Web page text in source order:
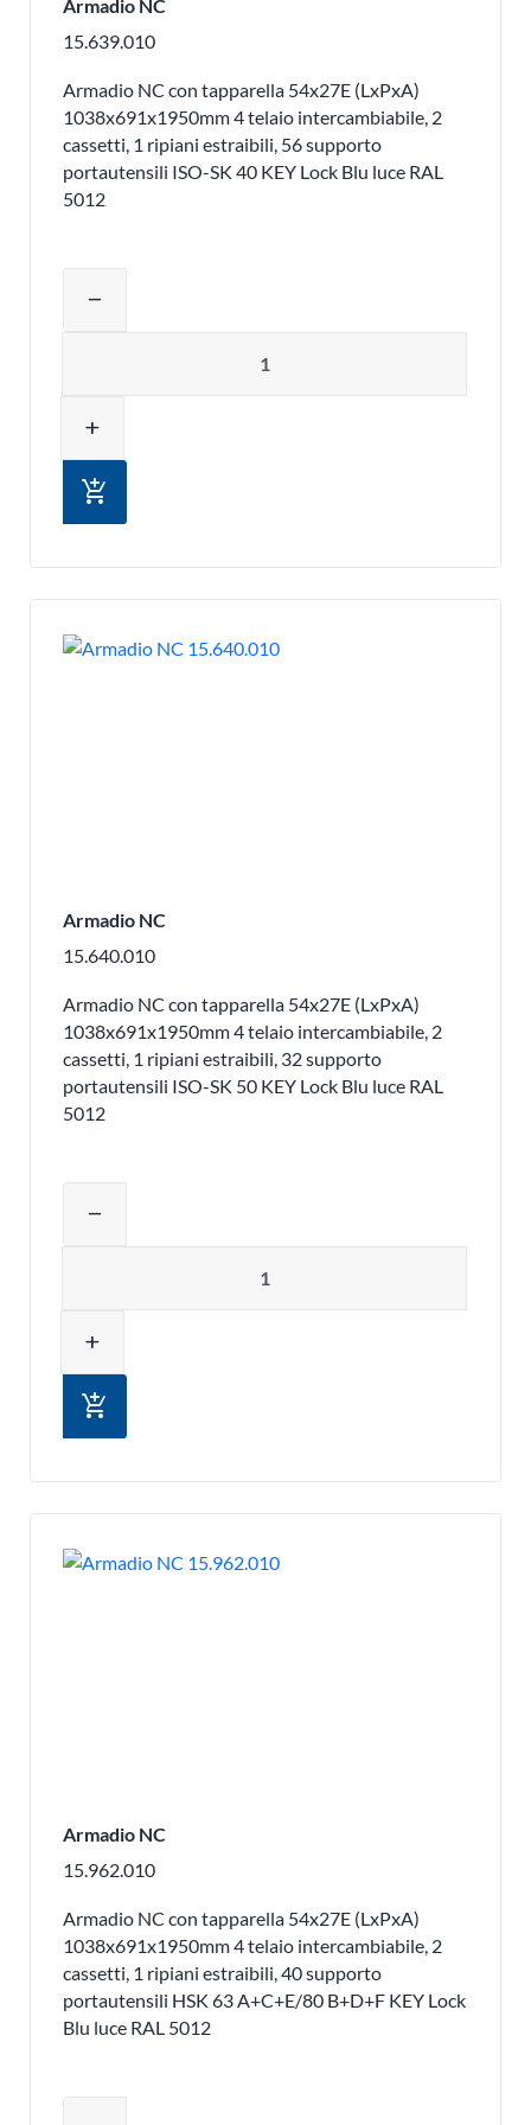
Armadio NC
15.639.010
Armadio NC con tapparella 54x27E (LxPxA)
1038x691x1950mm 4 telaio intercambiabile, 2
cassetti, 1 ripiani estraibili, 56 supporto
portautensili ISO-SK 40 KEY Lock Blu luce RAL
5012
remove
add
add_shopping_cart
Armadio NC
15.640.010
Armadio NC con tapparella 54x27E (LxPxA)
1038x691x1950mm 4 telaio intercambiabile, 2
cassetti, 1 ripiani estraibili, 32 supporto
portautensili ISO-SK 50 KEY Lock Blu luce RAL
5012
remove
add
add_shopping_cart
Armadio NC
15.962.010
Armadio NC con tapparella 54x27E (LxPxA)
1038x691x1950mm 4 telaio intercambiabile, 2
cassetti, 1 ripiani estraibili, 40 supporto
portautensili HSK 63 A+C+E/80 B+D+F KEY Lock
Blu luce RAL 5012